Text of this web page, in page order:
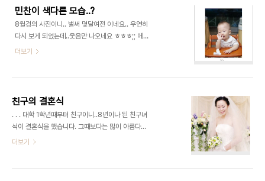
봐주세요! 봄을 알리는 전령사들 # 1 # 2 # 3 # 4 #
5 # 6 # 7 # 8 # 9 # 10 # 11 # 12 # 13 # 14
민찬이 색다른 모습..?
8월경의 사진이니.. 벌써 몇달여전 이네요.. 우연히
다시 보게 되었는데..웃음만 나오네요 ㅎㅎㅎ;; 메롱
쟁이 녀석..ㅋㄷ ^^ :) . . . 20060812 |아빠와 함
더보기
친구의 결혼식
. . . 대학 1학년때부터 친구이니..8년이나 된 친구녀
석이 결혼식을 했습니다. 그때보다는 많이 아름다워
진 이쁜 새색시가 되었더군요~ 그런데...이녀석의 결
더보기